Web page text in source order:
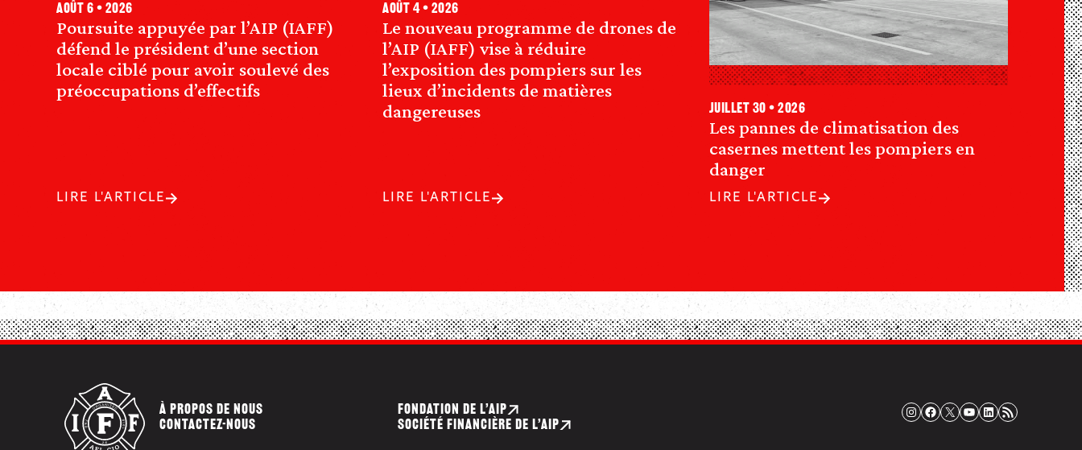
Poursuite appuyée par l’AIP (IAFF)
défend le président d’une section
locale ciblé pour avoir soulevé des
préoccupations d’effectifs
août 6 • 2026
LIRE L'ARTICLE
Le nouveau programme de drones de
l’AIP (IAFF) vise à réduire
l’exposition des pompiers sur les
lieux d’incidents de matières
dangereuses
août 4 • 2026
LIRE L'ARTICLE
Les pannes de climatisation des
casernes mettent les pompiers en
danger
juillet 30 • 2026
LIRE L'ARTICLE
À PROPOS DE NOUS
CONTACTEZ-NOUS
FONDATION DE L’AIP
SOCIÉTÉ FINANCIÈRE DE L’AIP
Instagram Facebook X YouTube LinkedIn Flux RSS